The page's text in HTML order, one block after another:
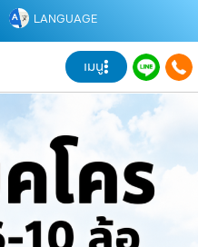
LANGUAGE
เมนู